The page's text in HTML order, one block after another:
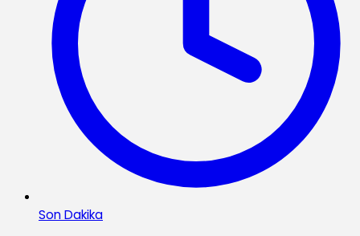
Son Dakika